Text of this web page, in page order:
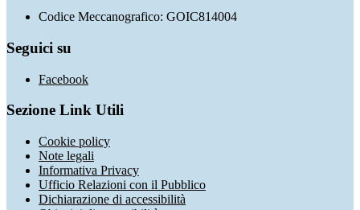
Codice Meccanografico: GOIC814004
Seguici su
Facebook
Sezione Link Utili
Cookie policy
Note legali
Informativa Privacy
Ufficio Relazioni con il Pubblico
Dichiarazione di accessibilità